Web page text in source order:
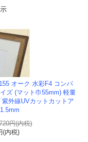
オーク 水彩F4 コンパ
ズ (マット巾55mm) 軽量
紫外線UVカットカットア
円(内税)
(内税)